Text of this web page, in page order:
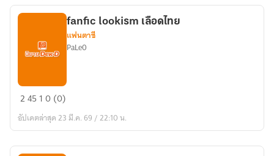
fanfic
เลือด
fanfic lookism เลือดไทย
แฟนตาซี
PaLe0
245 10 (0)
อัปเดตล่าสุด 23 มี.ค. 69 / 22:10 น.